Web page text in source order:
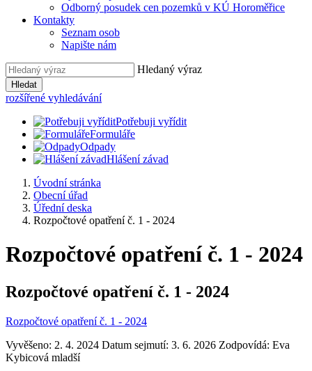
Odborný posudek cen pozemků v KÚ Horoměřice
Kontakty
Seznam osob
Napište nám
Hledaný výraz
Hledat
rozšířené vyhledávání
Potřebuji vyřídit
Formuláře
Odpady
Hlášení závad
Úvodní stránka
Obecní úřad
Úřední deska
Rozpočtové opatření č. 1 - 2024
Rozpočtové opatření č. 1 - 2024
Rozpočtové opatření č. 1 - 2024
Rozpočtové opatření č. 1 - 2024
Vyvěšeno: 2. 4. 2024 Datum sejmutí: 3. 6. 2026 Zodpovídá: Eva
Kybicová mladší